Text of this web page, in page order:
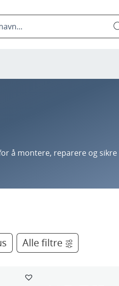
å montere, reparere og sikre
Alle filtre